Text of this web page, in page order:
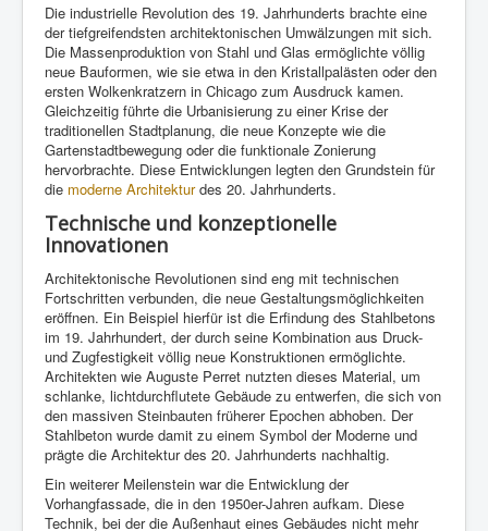
Die industrielle Revolution des 19. Jahrhunderts brachte eine
der tiefgreifendsten architektonischen Umwälzungen mit sich.
Die Massenproduktion von Stahl und Glas ermöglichte völlig
neue Bauformen, wie sie etwa in den Kristallpalästen oder den
ersten Wolkenkratzern in Chicago zum Ausdruck kamen.
Gleichzeitig führte die Urbanisierung zu einer Krise der
traditionellen Stadtplanung, die neue Konzepte wie die
Gartenstadtbewegung oder die funktionale Zonierung
hervorbrachte. Diese Entwicklungen legten den Grundstein für
die moderne Architekturdes 20. Jahrhunderts.
Technische und konzeptionelle
Innovationen
Architektonische Revolutionen sind eng mit technischen
Fortschritten verbunden, die neue Gestaltungsmöglichkeiten
eröffnen. Ein Beispiel hierfür ist die Erfindung des Stahlbetons
im 19. Jahrhundert, der durch seine Kombination aus Druck-
und Zugfestigkeit völlig neue Konstruktionen ermöglichte.
Architekten wie Auguste Perret nutzten dieses Material, um
schlanke, lichtdurchflutete Gebäude zu entwerfen, die sich von
den massiven Steinbauten früherer Epochen abhoben. Der
Stahlbeton wurde damit zu einem Symbol der Moderne und
prägte die Architektur des 20. Jahrhunderts nachhaltig.
Ein weiterer Meilenstein war die Entwicklung der
Vorhangfassade, die in den 1950er-Jahren aufkam. Diese
Technik, bei der die Außenhaut eines Gebäudes nicht mehr